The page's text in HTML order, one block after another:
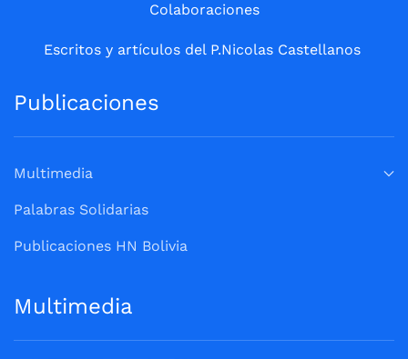
Colaboraciones
Escritos y artículos del P.Nicolas Castellanos
Publicaciones
Multimedia
Palabras Solidarias
Publicaciones HN Bolivia
Multimedia